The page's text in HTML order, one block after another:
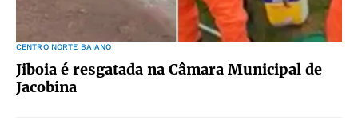
CENTRO NORTE BAIANO
Jiboia é resgatada na Câmara Municipal de
Jacobina